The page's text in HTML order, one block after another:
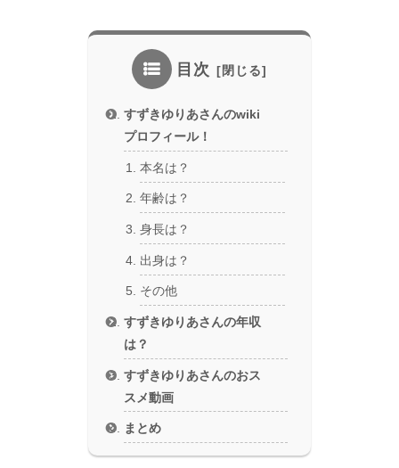
目次
すずきゆりあさんのwiki
プロフィール！
本名は？
年齢は？
身長は？
出身は？
その他
すずきゆりあさんの年収
は？
すずきゆりあさんのおス
スメ動画
まとめ